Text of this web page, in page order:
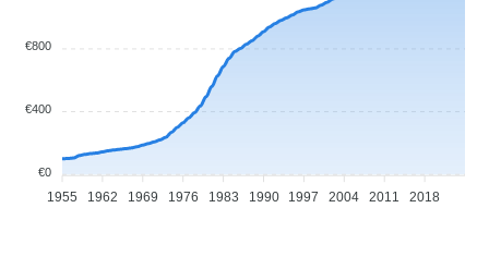
€800
€400
€0
1955 1962 1969 1976 1983 1990 1997 2004 2011 2018